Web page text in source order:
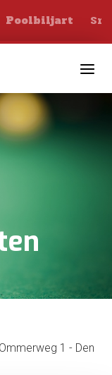
Poolbiljart
1 - Den